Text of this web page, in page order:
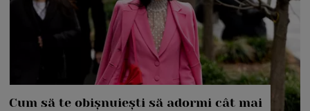
Cum să te obișnuiești să adormi cât mai